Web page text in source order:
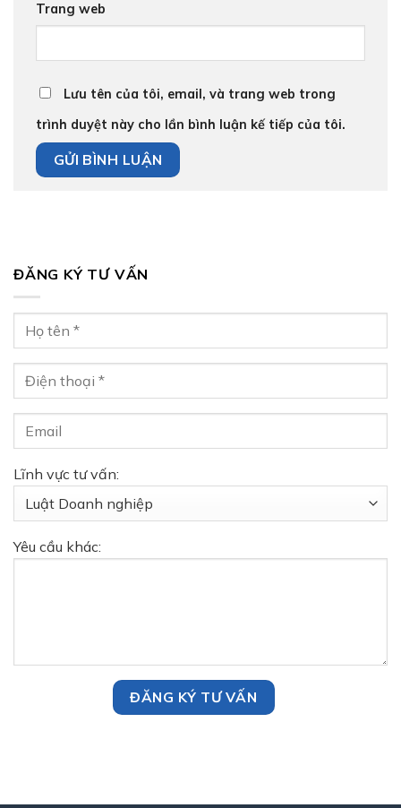
Trang web
Lưu tên của tôi, email, và trang web trong
trình duyệt này cho lần bình luận kế tiếp của tôi.
ĐĂNG KÝ TƯ VẤN
Lĩnh vực tư vấn:
Yêu cầu khác: